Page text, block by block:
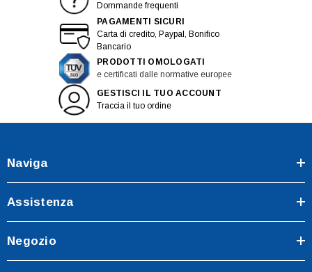
Dommande frequenti
PAGAMENTI SICURI
Carta di credito, Paypal, Bonifico
Bancario
PRODOTTI OMOLOGATI
e certificati dalle normative europee
GESTISCI IL TUO ACCOUNT
Traccia il tuo ordine
Naviga
Assistenza
Negozio